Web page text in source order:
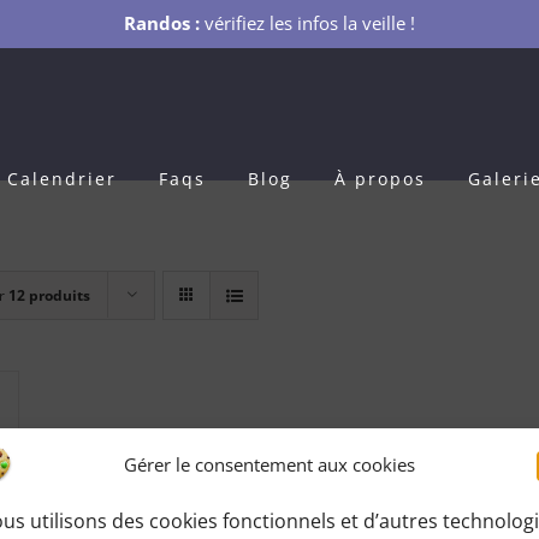
Gérer le consentement aux cookies
utilisons des cookies fonctionnels et d’autres
Randos : vérifiez les infos la veille !
Calendrier Faqs Blog À propos
12 produits